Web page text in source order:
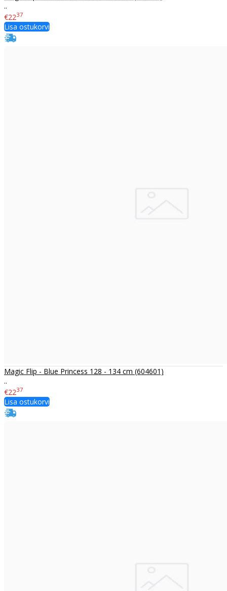
..
€2237
Lisa ostukorvi
Magic Flip - Blue Princess 128 - 134 cm (604601)
..
€2237
Lisa ostukorvi